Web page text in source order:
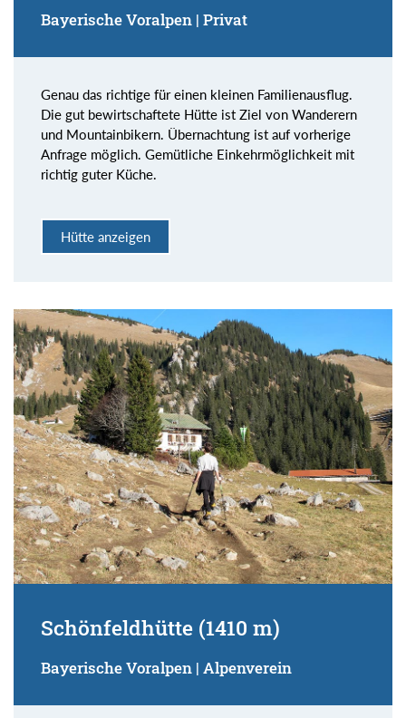
Bayerische Voralpen | Privat
Genau das richtige für einen kleinen Familienausflug.
Die gut bewirtschaftete Hütte ist Ziel von Wanderern
und Mountainbikern. Übernachtung ist auf vorherige
Anfrage möglich. Gemütliche Einkehrmöglichkeit mit
richtig guter Küche.
Hütte anzeigen
Schönfeldhütte (1410 m)
Bayerische Voralpen | Alpenverein